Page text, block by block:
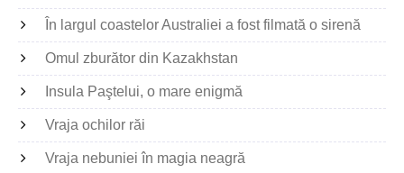
În largul coastelor Australiei a fost filmată o sirenă
Omul zburător din Kazakhstan
Insula Paştelui, o mare enigmă
Vraja ochilor răi
Vraja nebuniei în magia neagră